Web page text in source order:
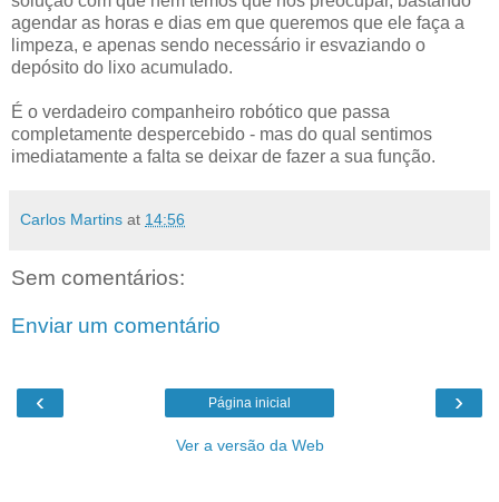
agendar as horas e dias em que queremos que ele faça a
limpeza, e apenas sendo necessário ir esvaziando o
depósito do lixo acumulado.
É o verdadeiro companheiro robótico que passa
completamente despercebido - mas do qual sentimos
imediatamente a falta se deixar de fazer a sua função.
Carlos Martins at 14:56
Sem comentários:
Enviar um comentário
‹ ›
Página inicial
Ver a versão da Web